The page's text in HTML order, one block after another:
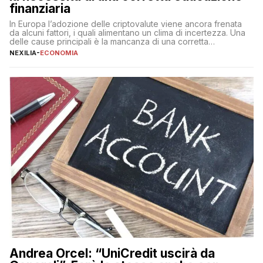
finanziaria
In Europa l’adozione delle criptovalute viene ancora frenata
da alcuni fattori, i quali alimentano un clima di incertezza. Una
delle cause principali è la mancanza di una corretta
educazione finanziaria, che impedisce ad una larga parte della
sulle criptovalute: […]
NEXILIA-ECONOMIA
Andrea Orcel: “UniCredit uscirà da